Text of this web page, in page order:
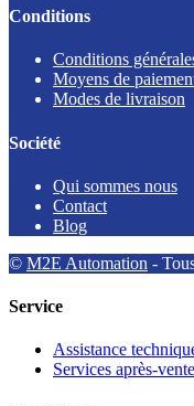
Conditions
Conditions
Moyens de
Modes de livraison
Société
Qui sommes nous
Contact
Blog
© M2E Automation -
Service
Assistance
Services après-vente